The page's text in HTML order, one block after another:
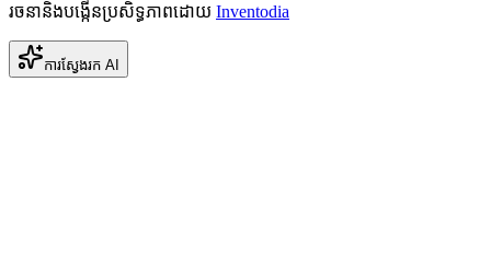
រចនានិងបង្កើនប្រសិទ្ធភាពដោយ Inventodia
ការស្វែងរក AI